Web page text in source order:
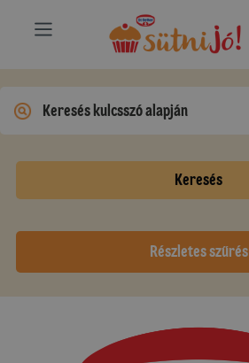
Keresés
Részletes szűrés